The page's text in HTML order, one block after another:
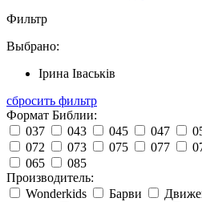
Фильтр
Выбрано:
Ірина Іваськів
сбросить фильтр
Формат Библии:
037
043 045 047
072
073 075 077
065
085
Производитель:
Wonderkids
Барви